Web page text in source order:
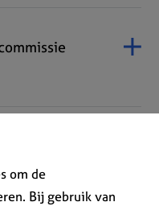
om de
Bij gebruik van